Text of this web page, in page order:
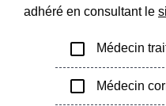
adhéré en consultant le
check_box_outline_blank Médecin
check_box_outline_blank Médecin